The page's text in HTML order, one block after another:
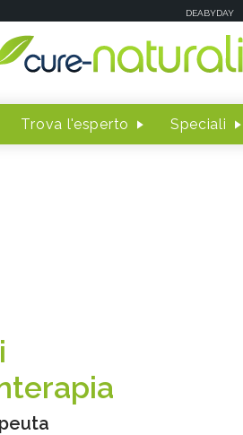
DEABYDAY
Trova l'esperto Speciali